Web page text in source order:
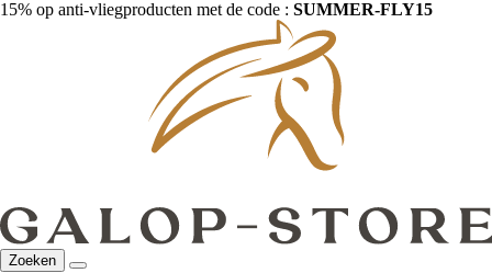
15% op anti-vliegproducten met de code : SUMMER-FLY15
Zoeken